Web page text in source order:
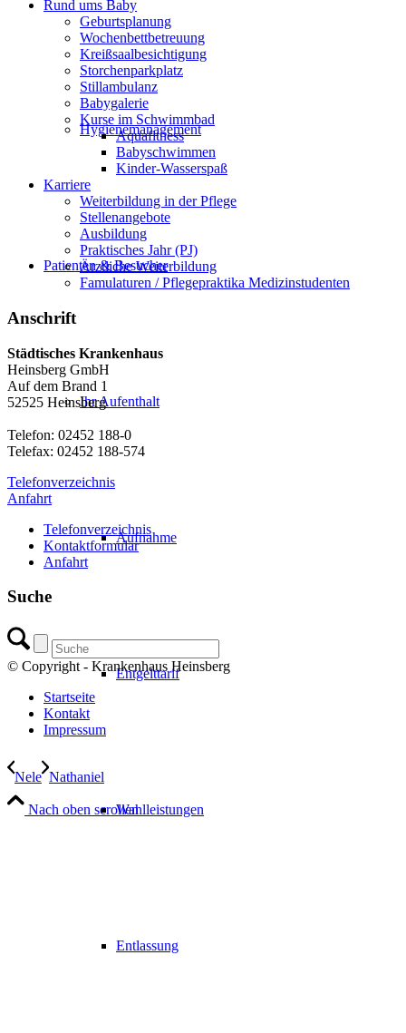
Hygienemanagement
Patienten & Besucher
Ihr Aufenthalt
Aufnahme
Entgelttarif
Wahlleistungen
Entlassung
Rund ums Baby
Geburtsplanung
Wochenbettbetreuung
Kreißsaalbesichtigung
Storchenparkplatz
Stillambulanz
Babygalerie
Kurse im Schwimmbad
Aquafitness
Babyschwimmen
Kinder-Wasserspaß
Karriere
Weiterbildung in der Pflege
Stellenangebote
Ausbildung
Praktisches Jahr (PJ)
Ärztliche Weiterbildung
Famulaturen / Pflegepraktika Medizinstudenten
Anschrift
Städtisches Krankenhaus
Heinsberg GmbH
Auf dem Brand 1
52525 Heinsberg
Telefon: 02452 188-0
Telefax: 02452 188-574
Telefonverzeichnis
Anfahrt
Telefonverzeichnis
Kontaktformular
Anfahrt
Suche
© Copyright - Krankenhaus Heinsberg
Startseite
Kontakt
Impressum
Nele Nathaniel
Nach oben scrollen